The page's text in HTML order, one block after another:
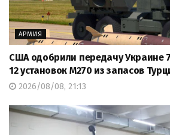
АРМИЯ
США одобрили передачу Украине
12 установок M270 из запасов
2026/08/08, 21:13